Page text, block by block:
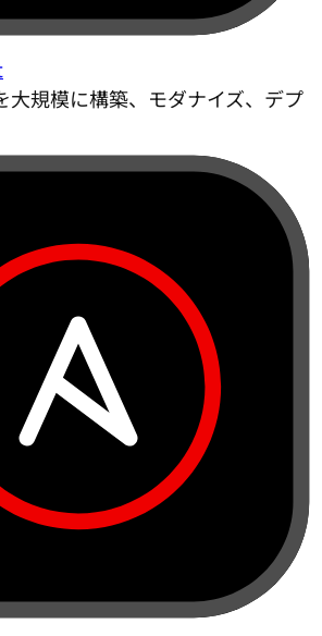
大規模に構築、モダナイズ、デプ